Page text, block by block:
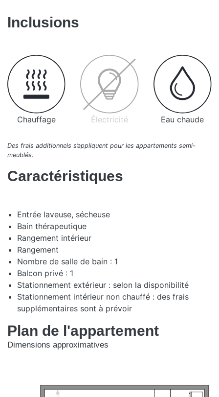
Inclusions
Chauffage Électricité Eau chaude
Des frais additionnels s’appliquent pour les appartements semi-
meublés.
Caractéristiques
Entrée laveuse, sécheuse
Bain thérapeutique
Rangement intérieur
Rangement
Nombre de salle de bain : 1
Balcon privé : 1
Stationnement extérieur : selon la disponibilité
Stationnement intérieur non chauffé : des frais
supplémentaires sont à prévoir
Plan de l'appartement
Dimensions approximatives